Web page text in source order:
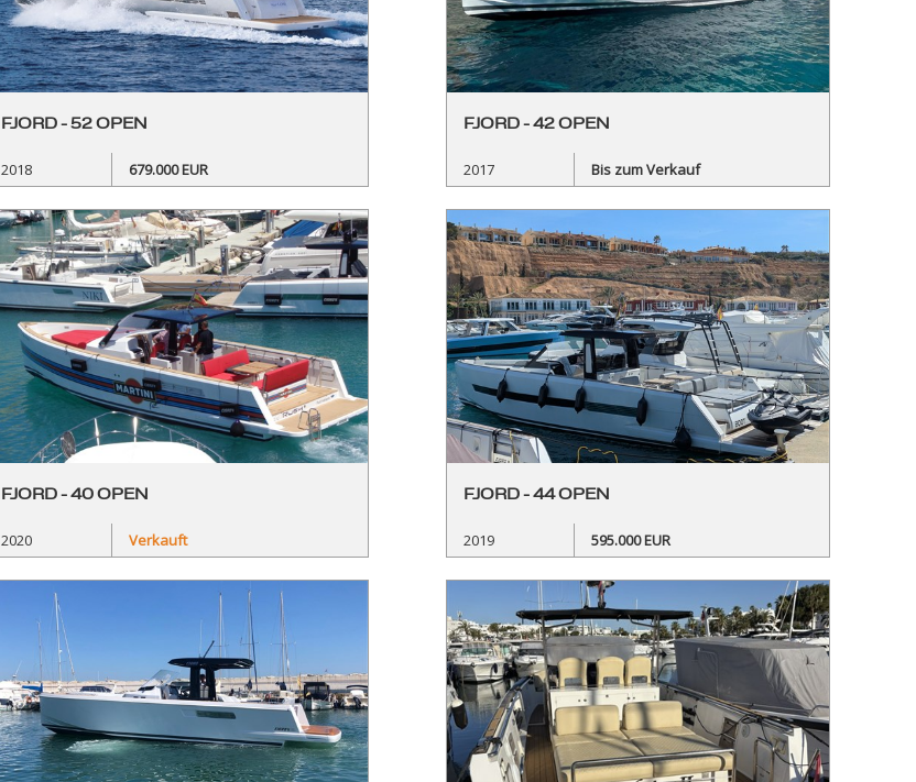
FJORD - 52 OPEN
2018 679.000 EUR
FJORD - 42 OPEN
2017 Bis zum Verkauf
FJORD - 40 OPEN
2020 Verkauft
FJORD - 44 OPEN
2019 595.000 EUR